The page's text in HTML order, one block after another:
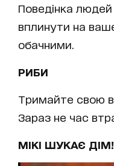
Поведінка
вплинути на
обачними.
РИБИ
Тримайте свою
Зараз не час
МІКІ ШУКАЄ ДІМ!